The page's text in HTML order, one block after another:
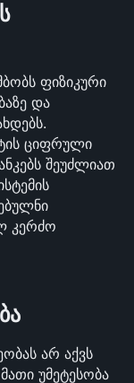
ფიზიკური
და
ციფრული
შეუძლიათ
კერძო
არ აქვს
უმეტესობა